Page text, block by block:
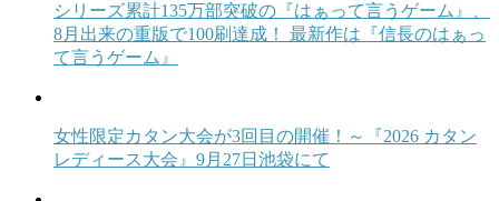
シリーズ累計135万部突破の『はぁって言うゲーム』、
8月出来の重版で100刷達成！ 最新作は『信長のはぁっ
て言うゲーム』
女性限定カタン大会が3回目の開催！～『2026 カタン
レディース大会』9月27日池袋にて